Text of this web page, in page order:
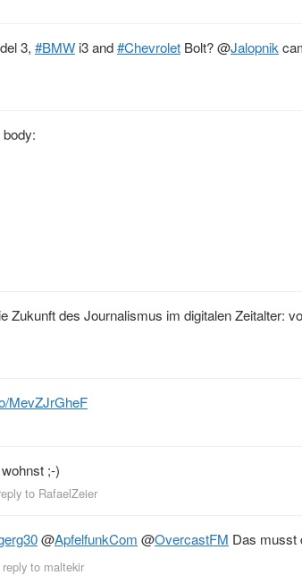
3, #BMW i3 and#Chevrolet Bolt?@Jalopnik
Zukunft des Journalismus im digitalen Zeitalter:
MevZJrGheF
;-)
to RafaelZeier
@ApfelfunkCom @OvercastFM Das musst
to maltekir